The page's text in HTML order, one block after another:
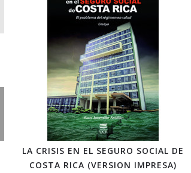
LA CRISIS EN EL SEGURO SOCIAL DE
COSTA RICA (VERSION IMPRESA)